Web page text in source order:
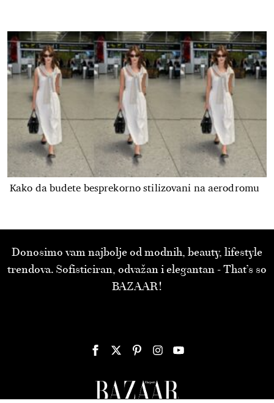
Kako da budete besprekorno stilizovani na aerodromu
Donosimo vam najbolje od modnih, beauty, lifestyle
trendova. Sofisticiran, odvažan i elegantan - That’s so
BAZAAR!